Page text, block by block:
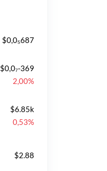
$0,0₅687
$0,0₇-369
2,00%
$6.85k
0,53%
$2.88